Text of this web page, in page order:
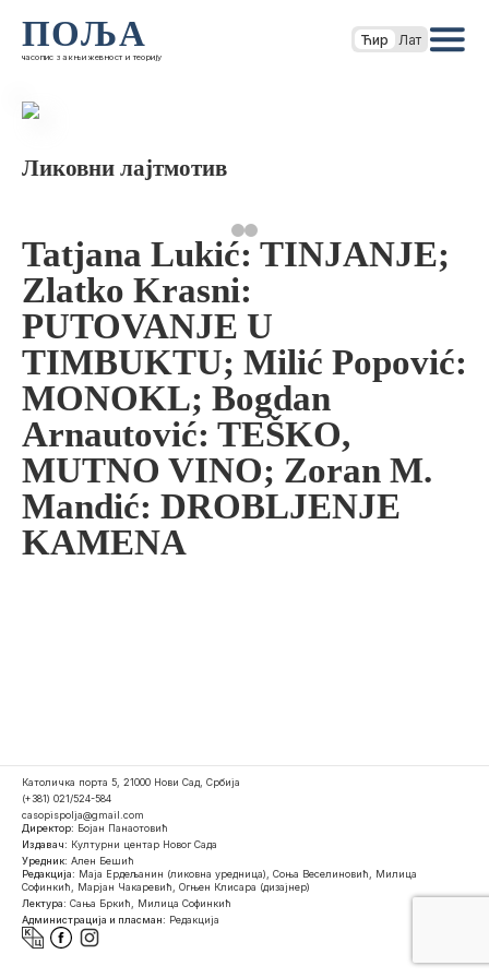
ПОЉА
часопис за књижевност и теорију
Ћир Лат
Ликовни лајтмотив
Tatjana Lukić: TINJANJE;
Zlatko Krasni:
PUTOVANJE U
TIMBUKTU; Milić Popović:
MONOKL; Bogdan
Arnautović: TEŠKO,
MUTNO VINO; Zoran M.
Mandić: DROBLJENJE
KAMENA
Католичка порта 5, 21000 Нови Сад, Србија
(+381) 021/524-584
casopispolja@gmail.com
Директор: Бојан Панаотовић
Издавач: Културни центар Новог Сада
Уредник: Ален Бешић
Редакција: Маја Ердељанин (ликовна уредница), Соња Веселиновић, Милица
Софинкић, Марјан Чакаревић, Огњен Клисара (дизајнер)
Лектура: Сања Бркић, Милица Софинкић
Администрација и пласман: Редакција